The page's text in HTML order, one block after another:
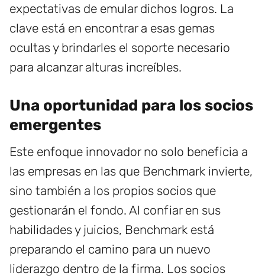
expectativas de emular dichos logros. La
clave está en encontrar a esas gemas
ocultas y brindarles el soporte necesario
para alcanzar alturas increíbles.
Una oportunidad para los socios
emergentes
Este enfoque innovador no solo beneficia a
las empresas en las que Benchmark invierte,
sino también a los propios socios que
gestionarán el fondo. Al confiar en sus
habilidades y juicios, Benchmark está
preparando el camino para un nuevo
liderazgo dentro de la firma. Los socios